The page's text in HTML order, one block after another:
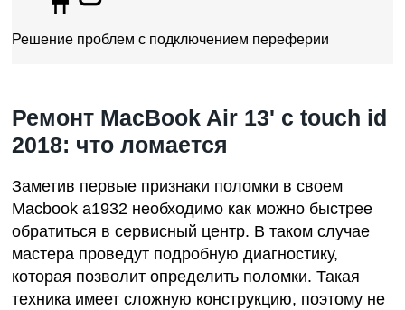
Решение проблем с подключением переферии
Ремонт MacBook Air 13' с touch id
2018: что ломается
Заметив первые признаки поломки в своем
Мacbook a1932 необходимо как можно быстрее
обратиться в сервисный центр. В таком случае
мастера проведут подробную диагностику,
которая позволит определить поломки. Такая
техника имеет сложную конструкцию, поэтому не